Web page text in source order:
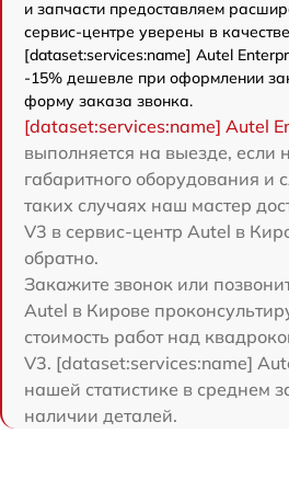
и запчасти предоставляем
сервис-центре уверены в
[dataset:services:name] Autel
-15% дешевле при оформлении
форму заказа звонка.
[dataset:services:name] Autel
выполняется на выезде, если
габаритного оборудования и
таких случаях наш мастер
V3 в сервис-центр Autel в
обратно.
Закажите звонок или
Autel в Кирове
стоимость работ над
V3. [dataset:services:name]
нашей статистике в среднем
наличии деталей.